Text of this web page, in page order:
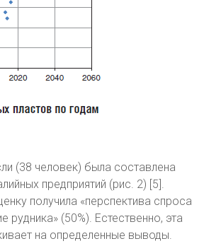
(38 человек) была составлена
предприятий (рис. 2) [5].
получила «перспектива спроса
(50%). Естественно, эта
на определенные выводы.